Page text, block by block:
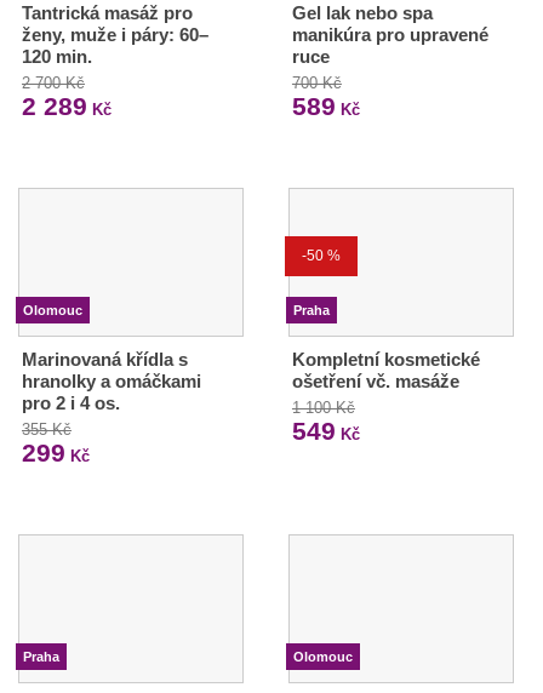
Tantrická masáž pro
ženy, muže i páry: 60–
120 min.
2 700 Kč
2 289 Kč
Gel lak nebo spa
manikúra pro upravené
ruce
700 Kč
589 Kč
Olomouc
Marinovaná křídla s
hranolky a omáčkami
pro 2 i 4 os.
355 Kč
299 Kč
-50 %
Praha
Kompletní kosmetické
ošetření vč. masáže
1 100 Kč
549 Kč
Praha Olomouc